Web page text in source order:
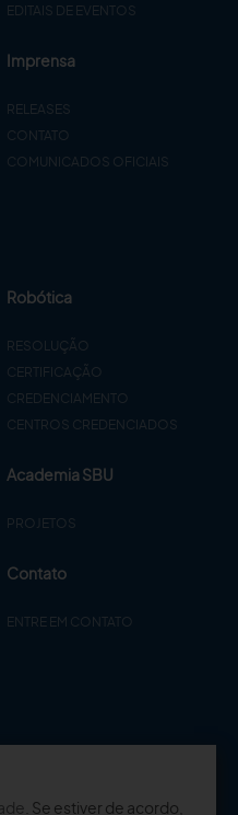
EDITAIS DE EVENTOS
Imprensa
RELEASES
CONTATO
COMUNICADOS OFICIAIS
Robótica
RESOLUÇÃO
CERTIFICAÇÃO
CREDENCIAMENTO
CENTROS CREDENCIADOS
Academia SBU
PROJETOS
Contato
ENTRE EM CONTATO
. Se estiver de acordo,